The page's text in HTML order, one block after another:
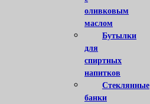
оливковым
маслом
Бутылки
для
спиртных
напитков
Стеклянные
банки